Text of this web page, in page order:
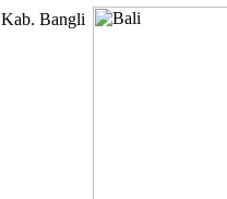
Kab. Bangli